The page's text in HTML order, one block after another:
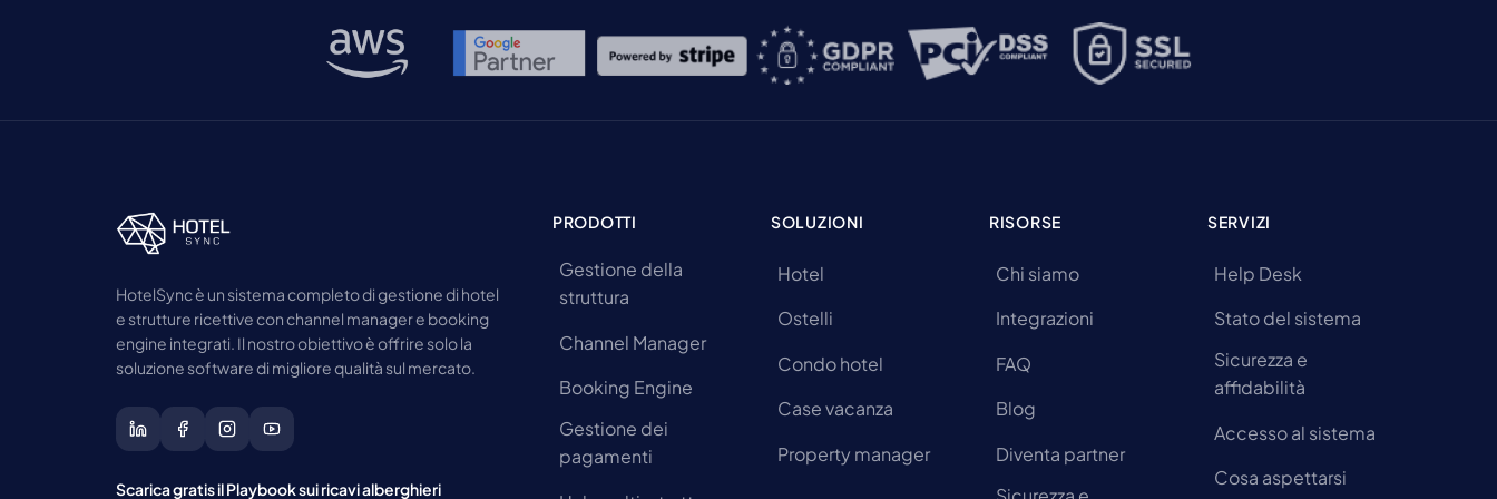
HotelSync è un sistema completo di gestione di hotel
e strutture ricettive con channel manager e booking
engine integrati. Il nostro obiettivo è offrire solo la
soluzione software di migliore qualità sul mercato.
Scarica gratis il Playbook sui ricavi alberghieri
PRODOTTI
Gestione della
struttura
Channel Manager
Booking Engine
Gestione dei
pagamenti
SOLUZIONI
Hotel
Ostelli
Condo hotel
Case vacanza
Property manager
RISORSE
Chi siamo
Integrazioni
FAQ
Blog
Diventa partner
SERVIZI
Help Desk
Stato del sistema
Sicurezza e
affidabilità
Accesso al sistema
Cosa aspettarsi